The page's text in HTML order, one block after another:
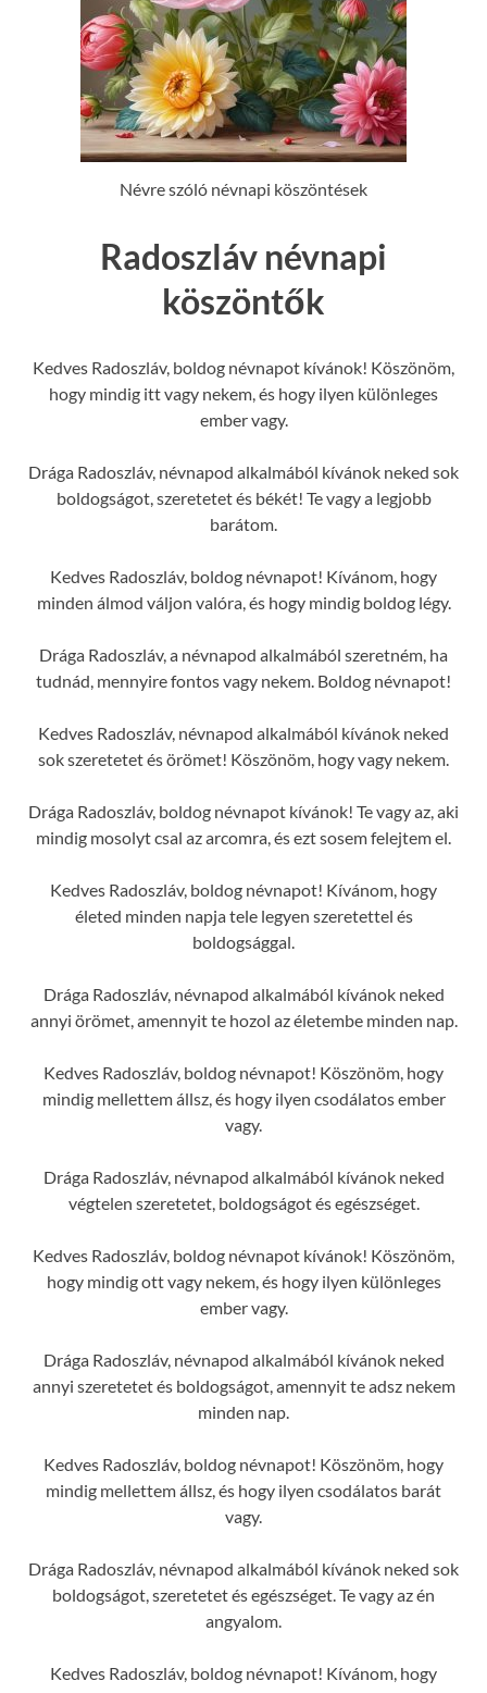
Névre szóló névnapi köszöntések
Radoszláv névnapi
köszöntők
Kedves Radoszláv, boldog névnapot kívánok! Köszönöm,
hogy mindig itt vagy nekem, és hogy ilyen különleges
ember vagy.
Drága Radoszláv, névnapod alkalmából kívánok neked sok
boldogságot, szeretetet és békét! Te vagy a legjobb
barátom.
Kedves Radoszláv, boldog névnapot! Kívánom, hogy
minden álmod váljon valóra, és hogy mindig boldog légy.
Drága Radoszláv, a névnapod alkalmából szeretném, ha
tudnád, mennyire fontos vagy nekem. Boldog névnapot!
Kedves Radoszláv, névnapod alkalmából kívánok neked
sok szeretetet és örömet! Köszönöm, hogy vagy nekem.
Drága Radoszláv, boldog névnapot kívánok! Te vagy az, aki
mindig mosolyt csal az arcomra, és ezt sosem felejtem el.
Kedves Radoszláv, boldog névnapot! Kívánom, hogy
életed minden napja tele legyen szeretettel és
boldogsággal.
Drága Radoszláv, névnapod alkalmából kívánok neked
annyi örömet, amennyit te hozol az életembe minden nap.
Kedves Radoszláv, boldog névnapot! Köszönöm, hogy
mindig mellettem állsz, és hogy ilyen csodálatos ember
vagy.
Drága Radoszláv, névnapod alkalmából kívánok neked
végtelen szeretetet, boldogságot és egészséget.
Kedves Radoszláv, boldog névnapot kívánok! Köszönöm,
hogy mindig ott vagy nekem, és hogy ilyen különleges
ember vagy.
Drága Radoszláv, névnapod alkalmából kívánok neked
annyi szeretetet és boldogságot, amennyit te adsz nekem
minden nap.
Kedves Radoszláv, boldog névnapot! Köszönöm, hogy
mindig mellettem állsz, és hogy ilyen csodálatos barát
vagy.
Drága Radoszláv, névnapod alkalmából kívánok neked sok
boldogságot, szeretetet és egészséget. Te vagy az én
angyalom.
Kedves Radoszláv, boldog névnapot! Kívánom, hogy